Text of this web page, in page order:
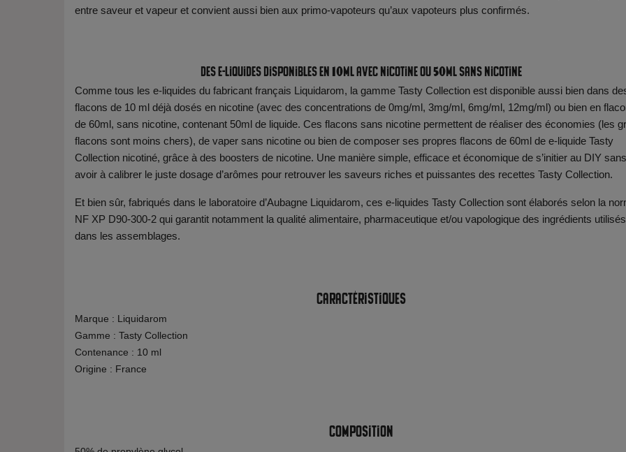
entre saveur et vapeur et convient aussi bien aux primo-vapoteurs qu’aux vapoteurs plus confirmés.
Des e-liquides disponibles en 10ML avec nicotine ou 50ML sans nicotine
Comme tous les e-liquides du fabricant français Liquidarom, la gamme Tasty Collection est disponible aussi bien dans
flacons de 10 ml déjà dosés en nicotine (avec des concentrations de 0mg/ml, 3mg/ml, 6mg/ml, 12mg/ml) ou bien en
de 60ml, sans nicotine, contenant 50ml de liquide. Ces flacons sans nicotine permettent de réaliser des économies (les
flacons sont moins chers), de vaper sans nicotine ou bien de composer ses propres flacons de 60ml de e-liquide Tasty
Collection nicotiné, grâce à des boosters de nicotine. Une manière simple, efficace et économique de s’initier au DIY sans
avoir à calibrer le juste dosage d’arômes pour retrouver les saveurs riches et puissantes des recettes Tasty Collection.
Et bien sûr, fabriqués dans le laboratoire d’Aubagne Liquidarom, ces e-liquides Tasty Collection sont élaborés selon la
NF XP D90-300-2 qui garantit notamment la qualité alimentaire, pharmaceutique et/ou vapologique des ingrédients utilisés
dans les assemblages.
Caractéristiques
Marque : Liquidarom
Gamme : Tasty Collection
Contenance : 10 ml
Origine : France
Composition